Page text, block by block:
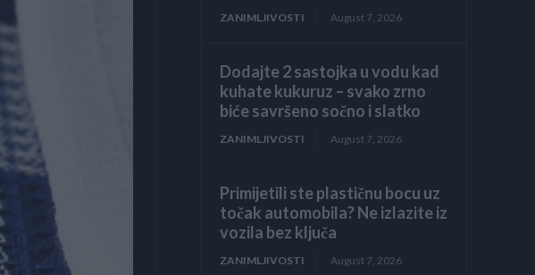
ZANIMLJIVOSTI August 7, 2026
Dodajte 2 sastojka u vodu kad
kuhate kukuruz – svako zrno
biće savršeno sočno i slatko
ZANIMLJIVOSTI August 7, 2026
Primijetili ste plastičnu bocu uz
točak automobila? Ne izlazite iz
vozila bez ključa
ZANIMLJIVOSTI August 7, 2026